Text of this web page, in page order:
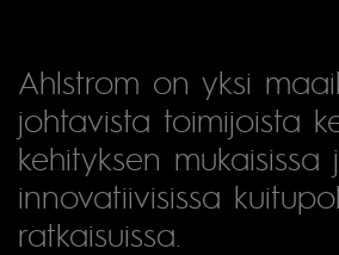
Ahlstrom on yksi
johtavista toimijoista
kehityksen mukaisissa
innovatiivisissa
ratkaisuissa.